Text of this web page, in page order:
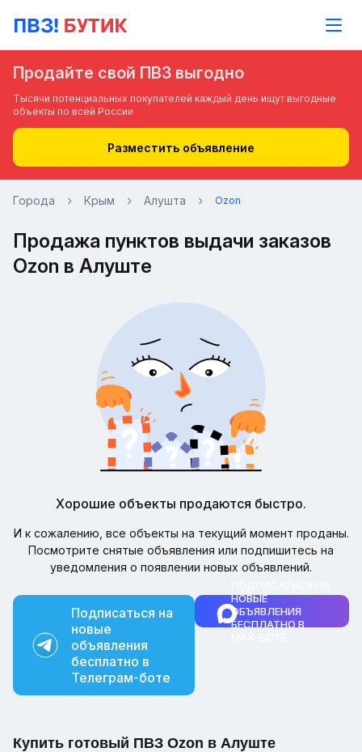
Продайте свой ПВЗ выгодно
Тысячи потенциальных покупателей каждый день ищут выгодные
объекты по всей России
Разместить объявление
Города Крым Алушта Ozon
Продажа пунктов выдачи заказов
Ozon в Алуште
Хорошие объекты продаются быстро.
И к сожалению, все объекты на текущий момент проданы.
Посмотрите снятые объявления или подпишитесь на
уведомления о появлении новых объявлений.
Подписаться на
новые
объявления
бесплатно в
Телеграм-боте
НОВЫЕ
ОБЪЯВЛЕНИЯ
БЕСПЛАТНО В
Купить готовый ПВЗ Ozon в Алуште